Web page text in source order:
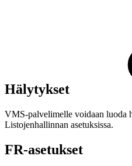
Hälytykset
VMS-palvelimelle voidaan luoda
Listojenhallinnan asetuksissa.
FR-asetukset